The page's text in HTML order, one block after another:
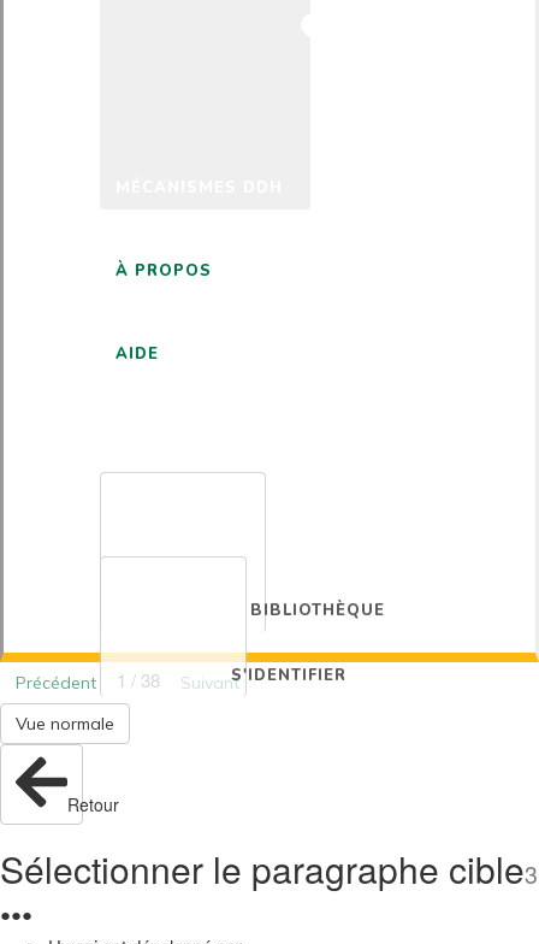
À PROPOS
AIDE
BIBLIOTHÈQUE
S'IDENTIFIER
Précédent 1 / 38
Suivant
Vue normale
Retour
Sélectionner le paragraphe cible3
●●●